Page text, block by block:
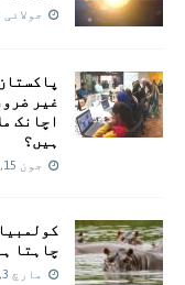
جولائی 22, 2022
غیر
اچانک
ہیں؟
جون 15, 2022
چاہتا
مارچ 3, 2023